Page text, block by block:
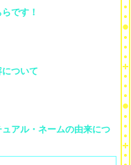
です！
ついて
アル・ネームの由来につ